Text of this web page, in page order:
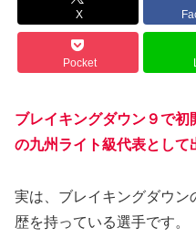
X
Pocket
ブレイキングダウン９で
の九州ライト級代表として
実は、ブレイキングダウン
歴を持っている選手です。